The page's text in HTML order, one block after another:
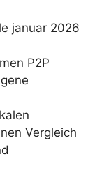
P2P
Vergleich